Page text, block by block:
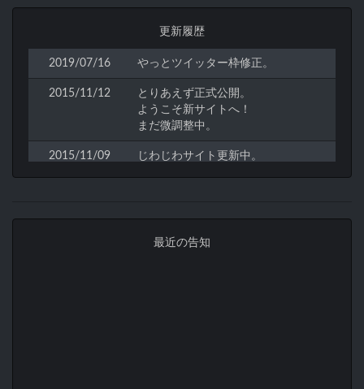
更新履歴
2019/07/16 やっとツイッター枠修正。
2015/11/12
とりあえず正式公開。
ようこそ新サイトへ！
まだ微調整中。
2015/11/09 じわじわサイト更新中。
2012/07/05 サイト開通。
冥途教創立。
最近の告知